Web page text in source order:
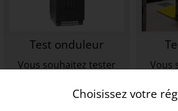
Test onduleur
Vous souhaitez tester
découvrez toutes les
Vous
toutes
Choisissez votre